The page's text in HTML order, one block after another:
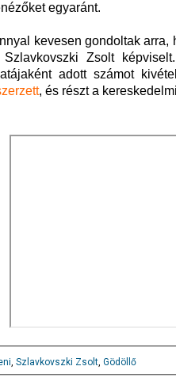
egyaránt.
kevesen gondoltak
Szlavkovszki Zsolt
adott számot
, és részt a
, Szlavkovszki Zsolt, Gödöllő